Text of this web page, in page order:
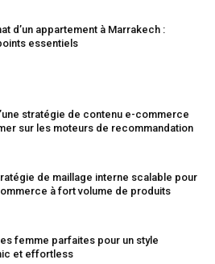
d’un appartement à Marrakech :
essentiels
stratégie de contenu e-commerce
sur les moteurs de recommandation
de maillage interne scalable pour
à fort volume de produits
femme parfaites pour un style
et effortless